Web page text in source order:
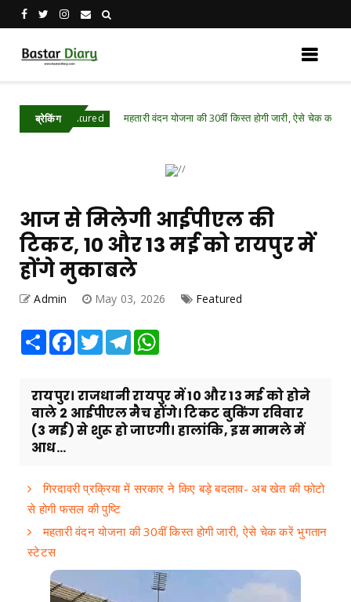
ब्रेकिंग
.Featured महतारी वंदन योजना की 30वीं किस्त होगी जारी, ऐसे चेक करें भुगतान स्टेटस
आज से मिलेगी आईपीएल की
टिकट, 10 और 13 मई को रायपुर में
होंगे मुकाबले
Admin May 03, 2026 Featured
Share Facebook
TwitterTelegram
रायपुर। राजधानी रायपुर में 10 और 13 मई को होने
वाले 2 आईपीएल मैच होंगे। टिकट बुकिंग रविवार
(3 मई) से शुरू हो जाएगी। हालांकि, इस मामले में
आध...
गिरदावरी प्रक्रिया में सरकार ने किए बड़े बदलाव- अब खेत की फोटो
से होगी फसल की पुष्टि
महतारी वंदन योजना की 30वीं किस्त होगी जारी, ऐसे चेक करें भुगतान
स्टेटस